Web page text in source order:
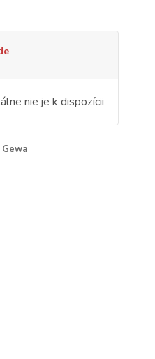
nie je k dispozícii
Gewa